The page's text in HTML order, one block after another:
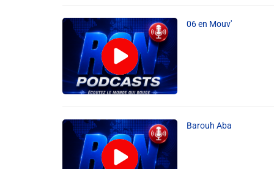
06 en Mouv'
Barouh Aba